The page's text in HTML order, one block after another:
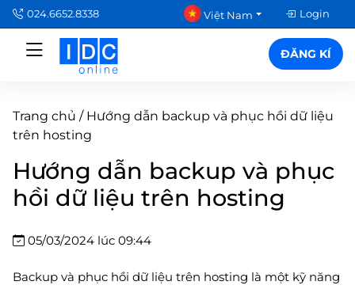
024.6652.8338 Việt Nam Login
ĐĂNG KÍ
Trang chủ / Hướng dẫn backup và phục hồi dữ liệu
trên hosting
Hướng dẫn backup và phục
hồi dữ liệu trên hosting
05/03/2024 lúc 09:44
Backup và phục hồi dữ liệu trên hosting là một kỹ năng